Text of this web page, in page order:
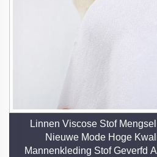
Linnen Viscose Stof
Nieuwe Mode Hoge
Mannenkleding Stof Geverfd